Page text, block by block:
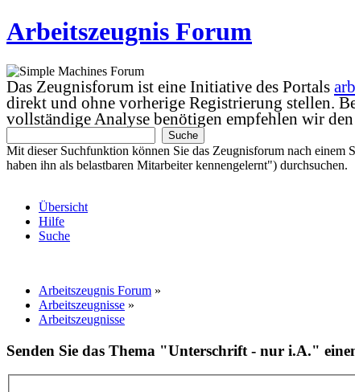
Arbeitszeugnis Forum
Das Zeugnisforum ist eine Initiative des Portals
direkt und ohne vorherige Registrierung stellen.
vollständige Analyse benötigen empfehlen wir
Mit dieser Suchfunktion können Sie das Zeugnisforum nach
haben ihn als belastbaren Mitarbeiter kennengelernt") durchsuchen.
Übersicht
Hilfe
Suche
Arbeitszeugnis Forum »
Arbeitszeugnisse »
Arbeitszeugnisse
Senden Sie das Thema "Unterschrift - nur i.A."